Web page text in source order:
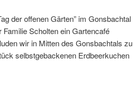
der offenen Gärten” im Gonsbachtal
Scholten ein Gartencafé
wir in Mitten des Gonsbachtals zu
selbstgebackenen Erdbeerkuchen